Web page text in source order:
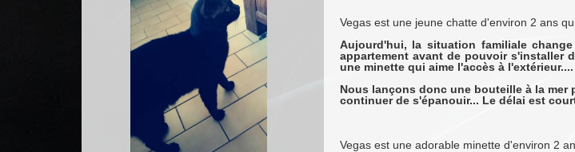
Vegas est une jeune chatte d'environ 2 ans
Aujourd'hui, la situation familiale
appartement avant de pouvoir s'installer
une minette qui aime l'accès à l'extérieur....
Nous lançons donc une bouteille à la
continuer de s'épanouir... Le délai est
Vegas est une adorable minette d'environ 2